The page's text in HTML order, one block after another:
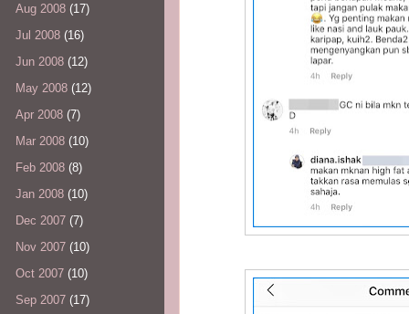
Aug 2008 (17)
Jul 2008 (16)
Jun 2008 (12)
May 2008 (12)
Apr 2008 (7)
Mar 2008 (10)
Feb 2008 (8)
Jan 2008 (10)
Dec 2007 (7)
Nov 2007 (10)
Oct 2007 (10)
Sep 2007 (17)